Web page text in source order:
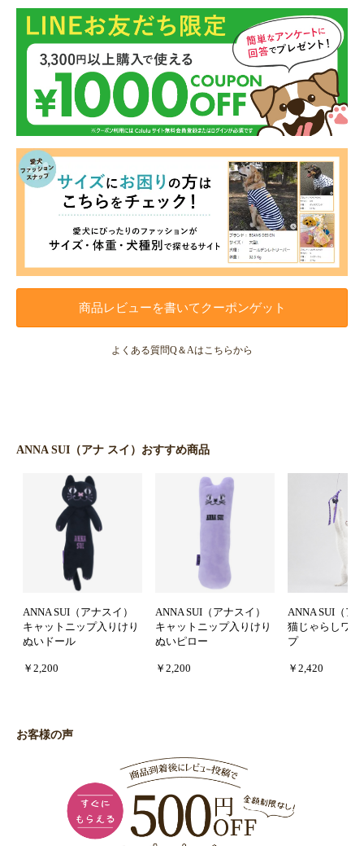
商品レビューを書いてクーポンゲット
よくある質問Q＆Aはこちらから
ANNA SUI（アナ スイ）おすすめ商品
ANNA SUI（アナスイ）
キャットニップ入りけり
ぬいドール
￥2,200
ANNA SUI（アナスイ）
キャットニップ入りけり
ぬいピロー
￥2,200
ANNA SUI（ア
猫じゃらしワ
プ
￥2,420
お客様の声